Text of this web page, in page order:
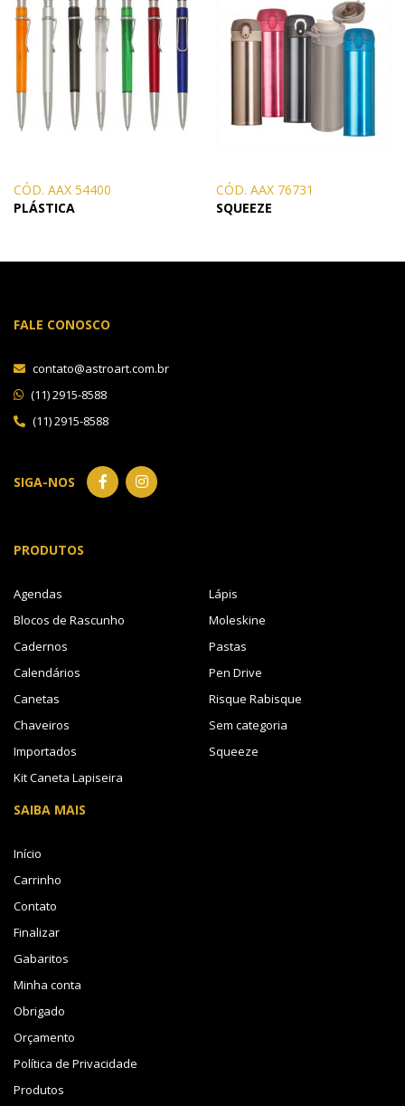
CÓD. AAX 54400
PLÁSTICA
CÓD. AAX 76731
SQUEEZE
FALE CONOSCO
contato@astroart.com.br
(11) 2915-8588
(11) 2915-8588
SIGA-NOS
PRODUTOS
Agendas
Blocos de Rascunho
Cadernos
Calendários
Canetas
Chaveiros
Importados
Kit Caneta Lapiseira
Lápis
Moleskine
Pastas
Pen Drive
Risque Rabisque
Sem categoria
Squeeze
SAIBA MAIS
Início
Carrinho
Contato
Finalizar
Gabaritos
Minha conta
Obrigado
Orçamento
Política de Privacidade
Produtos